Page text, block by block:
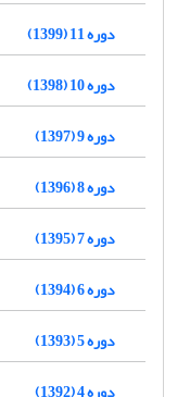
دوره 11 (1399)
دوره 10 (1398)
دوره 9 (1397)
دوره 8 (1396)
دوره 7 (1395)
دوره 6 (1394)
دوره 5 (1393)